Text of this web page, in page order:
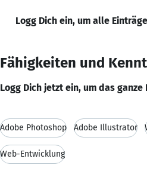
Logg Dich ein, um alle
Fähigkeiten und
Logg Dich jetzt ein, um das
Adobe Photoshop Adobe Illustrator
Web-Entwicklung